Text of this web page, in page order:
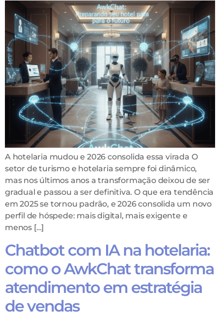
A hotelaria mudou e 2026 consolida essa virada O
setor de turismo e hotelaria sempre foi dinâmico,
mas nos últimos anos a transformação deixou de ser
gradual e passou a ser definitiva. O que era tendência
em 2025 se tornou padrão, e 2026 consolida um novo
perfil de hóspede: mais digital, mais exigente e
menos […]
Chatbot com IA na hotelaria:
como o AwkChat transforma
atendimento em estratégia
de vendas